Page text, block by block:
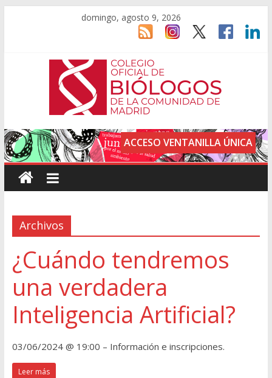
domingo, agosto 9, 2026
ACCESO VENTANILLA ÚNICA
Archivos
¿Cuándo tendremos
una verdadera
Inteligencia Artificial?
03/06/2024 @ 19:00 – Información e inscripciones.
Leer más